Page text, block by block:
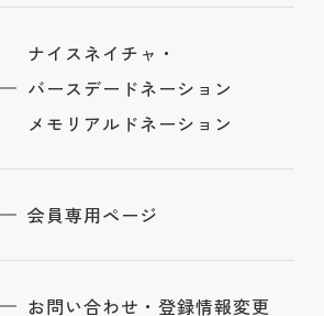
ナイスネイチャ・
バースデードネーション
メモリアルドネーション
会員専用ページ
お問い合わせ・登録情報変更